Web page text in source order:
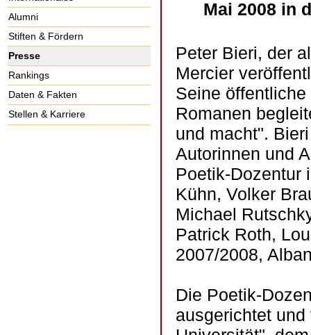
Alumni
Stiften & Fördern
Presse
Rankings
Daten & Fakten
Stellen & Karriere
Mai 2008 in
Peter Bieri, der
Mercier
Seine
Romanen
und macht".
Autorinnen und
Poetik-Dozentur
Kühn, Volker
Michael
Patrick Roth,
2007/2008,
Die Poetik-
ausgerichtet